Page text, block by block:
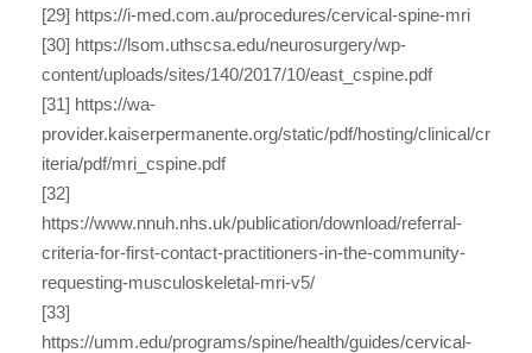
[29] https://i-med.com.au/procedures/cervical-spine-mri
[30] https://lsom.uthscsa.edu/neurosurgery/wp-
content/uploads/sites/140/2017/10/east_cspine.pdf
[31] https://wa-
provider.kaiserpermanente.org/static/pdf/hosting/clinical/cr
iteria/pdf/mri_cspine.pdf
[32]
https://www.nnuh.nhs.uk/publication/download/referral-
criteria-for-first-contact-practitioners-in-the-community-
requesting-musculoskeletal-mri-v5/
[33]
https://umm.edu/programs/spine/health/guides/cervical-